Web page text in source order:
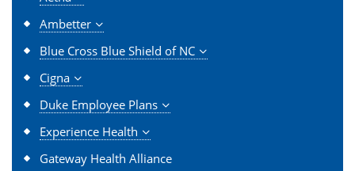
Ambetter
Blue Cross Blue Shield of NC
Cigna
Duke Employee Plans
Experience Health
Gateway Health Alliance